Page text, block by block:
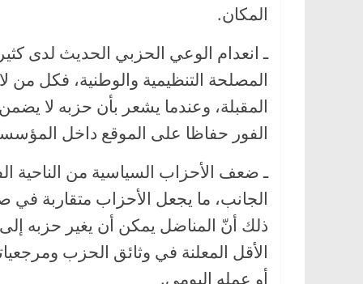
المكان.
ـ انعدام الوعي الحزبي الحديث لدى كثير
المصلحة التنظيمية والوطنية، فكل من
المقبلة، وعندما يشعر بأن حزبه لا
الفور حفاظا على الموقع داخل
ـ ضعف الأحزاب السياسية من الناحية
الجانب، ما يجعل الأحزاب متقاربة في
ذلك أنّ المناضل يمكن أن يغير حزبه
الأقل المعلنة في وثائق الحزب
أو عمله اليومي.